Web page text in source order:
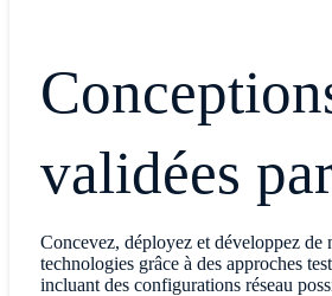
validées
Concevez, déployez et développez de
technologies grâce à des approches
incluant des configurations réseau